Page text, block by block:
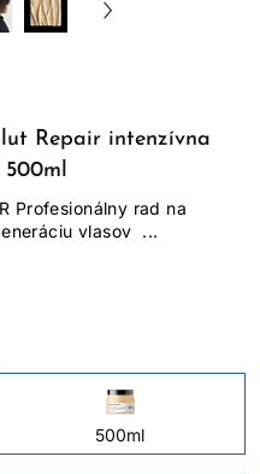
Repair intenzívna
500ml
Profesionálny rad na
vlasov ...
500ml